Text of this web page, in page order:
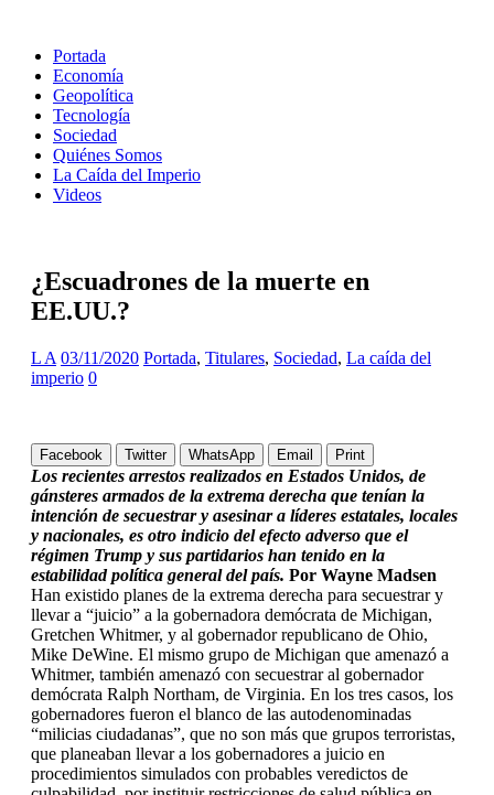
Portada
Economía
Geopolítica
Tecnología
Sociedad
Quiénes Somos
La Caída del Imperio
Videos
¿Escuadrones de la muerte en
EE.UU.?
L A 03/11/2020 Portada, Titulares, Sociedad, La caída del
imperio 0
Facebook Twitter WhatsApp Email Print
Los recientes arrestos realizados en Estados Unidos, de
gánsteres armados de la extrema derecha que tenían la
intención de secuestrar y asesinar a líderes estatales, locales
y nacionales, es otro indicio del efecto adverso que el
régimen Trump y sus partidarios han tenido en la
estabilidad política general del país. Por Wayne Madsen
Han existido planes de la extrema derecha para secuestrar y
llevar a “juicio” a la gobernadora demócrata de Michigan,
Gretchen Whitmer, y al gobernador republicano de Ohio,
Mike DeWine. El mismo grupo de Michigan que amenazó a
Whitmer, también amenazó con secuestrar al gobernador
demócrata Ralph Northam, de Virginia. En los tres casos, los
gobernadores fueron el blanco de las autodenominadas
“milicias ciudadanas”, que no son más que grupos terroristas,
que planeaban llevar a los gobernadores a juicio en
procedimientos simulados con probables veredictos de